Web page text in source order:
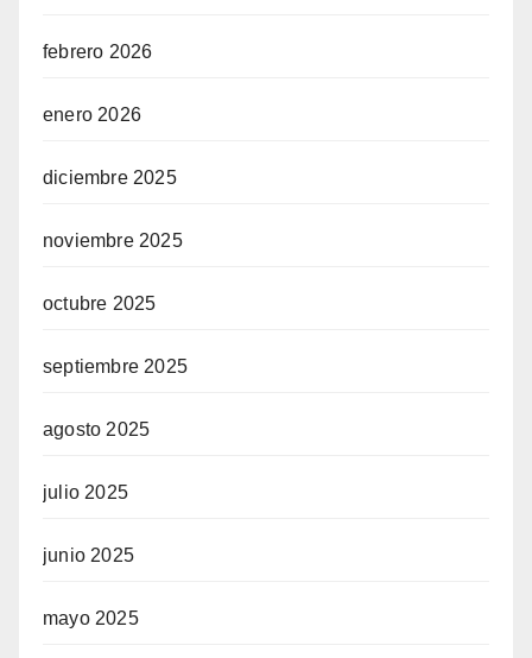
febrero 2026
enero 2026
diciembre 2025
noviembre 2025
octubre 2025
septiembre 2025
agosto 2025
julio 2025
junio 2025
mayo 2025